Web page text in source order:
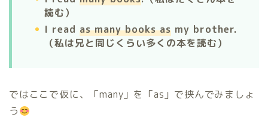
読む）
I read as many books as my brother.
（私は兄と同じくらい多くの本を読む）
ではここで仮に、「many」を「as」で挟んでみましょ
う